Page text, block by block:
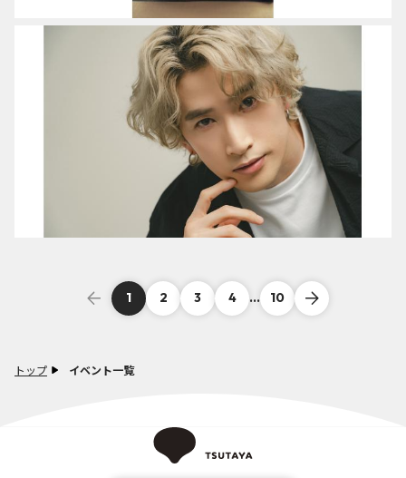
トップ イベント一覧
1 2 3 4 ... 10